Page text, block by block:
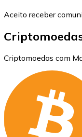
Aceito receber
Criptomoedas com